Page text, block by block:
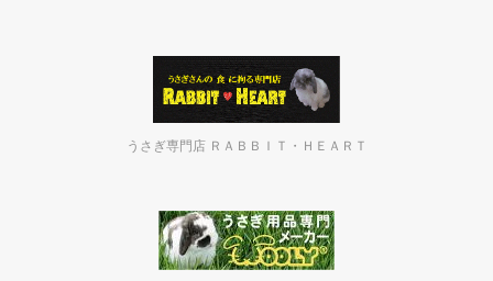
うさぎ専門店 ＲＡＢＢＩＴ・ＨＥＡＲＴ